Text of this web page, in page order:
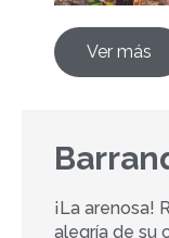
Ver más
¡La arenosa!
alegría de su